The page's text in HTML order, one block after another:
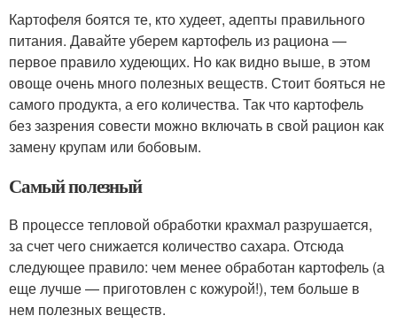
Картофеля боятся те, кто худеет, адепты правильного
питания. Давайте уберем картофель из рациона —
первое правило худеющих. Но как видно выше, в этом
овоще очень много полезных веществ. Стоит бояться не
самого продукта, а его количества. Так что картофель
без зазрения совести можно включать в свой рацион как
замену крупам или бобовым.
Самый полезный
В процессе тепловой обработки крахмал разрушается,
за счет чего снижается количество сахара. Отсюда
следующее правило: чем менее обработан картофель (а
еще лучше — приготовлен с кожурой!), тем больше в
нем полезных веществ.